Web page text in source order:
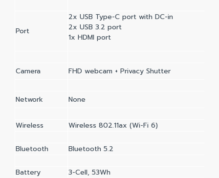
Port
2x USB Type-C port with DC-in
2x USB 3.2 port
1x HDMI port
Camera FHD webcam + Privacy Shutter
Network None
Wireless Wireless 802.11ax (Wi-Fi 6)
Bluetooth Bluetooth 5.2
Battery 3-Cell, 53Wh